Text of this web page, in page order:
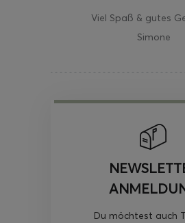
Viel Spaß & gutes
Simone
Du möchtest auch